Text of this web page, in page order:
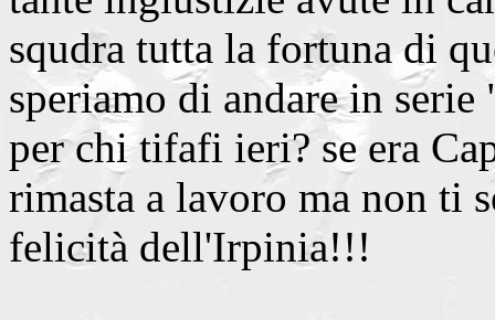
squdra tutta la fortuna di
speriamo di andare in
per chi tifafi ieri? se era
rimasta a lavoro ma non ti
felicità dell'Irpinia!!!